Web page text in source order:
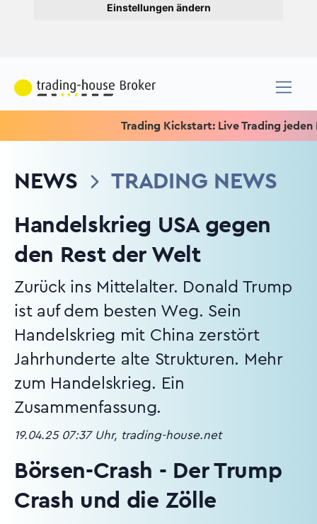
Einstellungen ändern
Trading Kickstart: Live Trading jeden
NEWS
TRADING NEWS
Handelskrieg USA gegen
den Rest der Welt
Zurück ins Mittelalter. Donald Trump
ist auf dem besten Weg. Sein
Handelskrieg mit China zerstört
Jahrhunderte alte Strukturen. Mehr
zum Handelskrieg. Ein
Zusammenfassung.
19.04.25 07:37 Uhr, trading-house.net
Börsen-Crash - Der Trump
Crash und die Zölle